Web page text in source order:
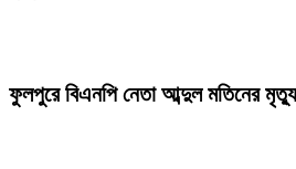
ফুলপুরে বিএনপি নেতা আব্দুল মতিনের